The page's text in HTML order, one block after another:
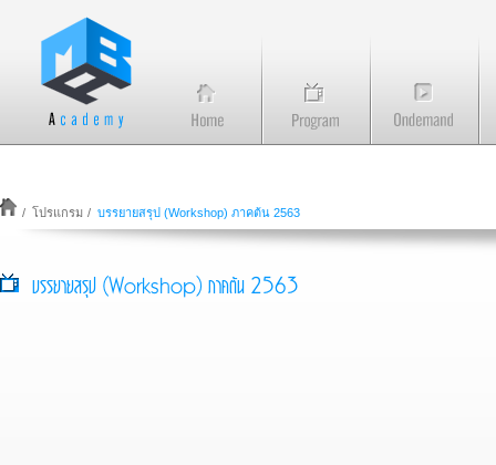
/ โปรแกรม / บรรยายสรุป (Workshop) ภาคต้น 2563
บรรยายสรุป (Workshop) ภาคต้น 2563